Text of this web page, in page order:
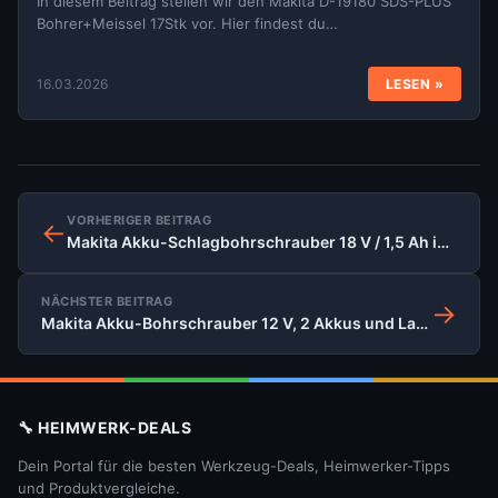
Bohrer+Meissel 17Stk vor. Hier findest du…
16.03.2026 LESEN »
← VORHERIGER BEITRAG
Makita Akku-Schlagbohrschrauber 18 V / 1,5 Ah inklusive Akku-Lampe, DHP453RYLJ
NÄCHSTER BEITRAG
Makita Akku-Bohrschrauber 12 V, 2 Akkus und Ladegerät, 6271DWAE →
🔧 HEIMWERK-DEALS
Dein Portal für die besten Werkzeug-Deals, Heimwerker-Tipps
und Produktvergleiche.